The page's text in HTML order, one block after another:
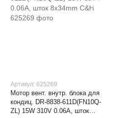
Артикул: 625269
Мотор вент. внутр. блока для
кондиц. DR-8838-611D(FN10Q-
ZL) 15W 310V 0.06A, шток